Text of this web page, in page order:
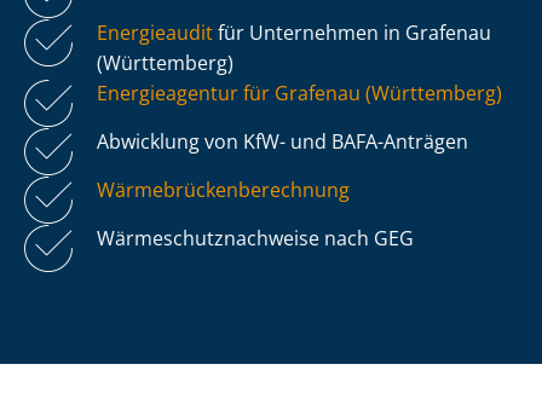
Energieauditfür Unternehmen in Grafenau
(Württemberg)
Energieagentur für Grafenau (Württemberg)
Abwicklung von KfW- und BAFA-Anträgen
Wär­me­brü­cken­be­rech­nung
Wär­me­schutz­nach­wei­se nach GEG